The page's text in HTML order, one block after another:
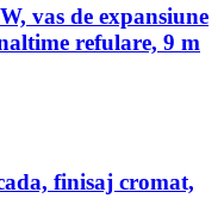
vas de expansiune
refulare, 9 m
finisaj cromat,